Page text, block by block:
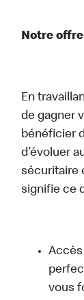
Notre offre
En
de gagner
bénéficier
d’évoluer
sécuritaire
signifie ce
Accès
vous